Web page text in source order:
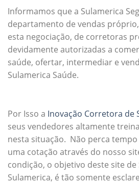
Informamos que a Sulamerica
departamento de vendas
esta negociação, de corretoras
devidamente autorizadas a
saúde, ofertar, intermediar e
Sulamerica Saúde.
Por Isso a Inovação Corretora de
seus vendedores altamente
nesta situação. Não perca
uma cotação através do nosso
condição, o objetivo deste site de
Sulamerica, é tão somente